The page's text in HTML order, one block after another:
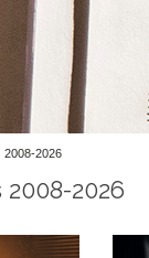
2008-2026
2026